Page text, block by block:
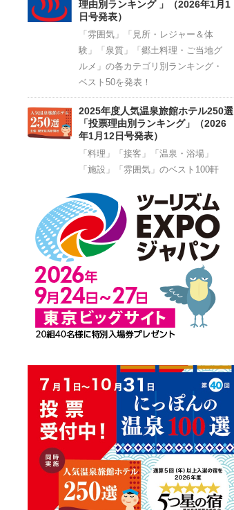
理由別ランキング 」（2026年1月1
日号発表）
「雰囲気」「見所・レジャー＆体
験」「泉質」「郷土料理・ご当地グ
ルメ」の各カテゴリ別ランキング・
ベスト50を発表！
2025年度人気温泉旅館ホテル250選
「投票理由別ランキング」（2026
年1月12日号発表）
「料理」「接客」「温泉・浴場」
「施設」「雰囲気」のベスト100軒